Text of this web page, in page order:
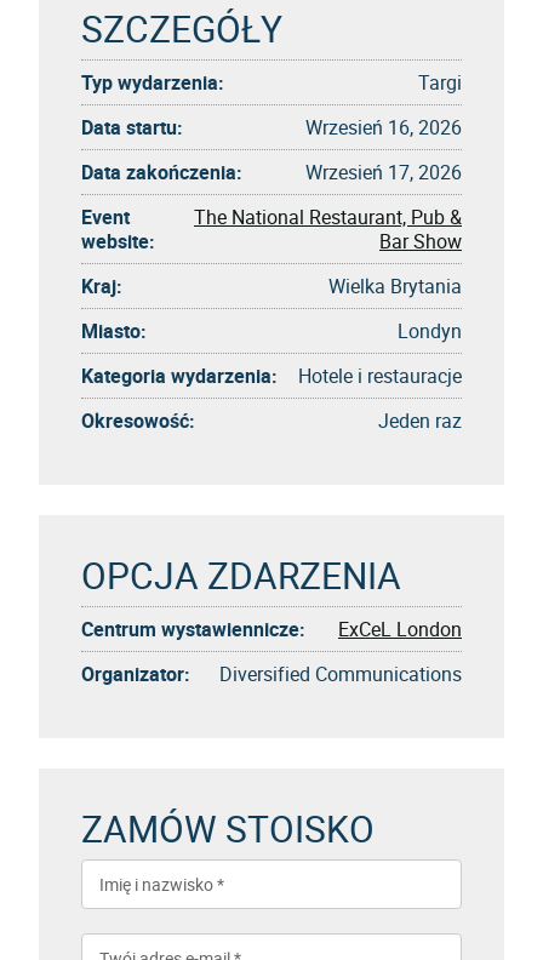
SZCZEGÓŁY
Typ wydarzenia:
Targi
Data startu:
Wrzesień 16, 2026
Data zakończenia:
Wrzesień 17, 2026
Event
website:
The National Restaurant, Pub &
Bar Show
Kraj:
Wielka Brytania
Miasto:
Londyn
Kategoria wydarzenia:
Hotele i restauracje
Okresowość:
Jeden raz
OPCJA ZDARZENIA
Centrum wystawiennicze:
ExCeL London
Organizator:
Diversified Communications
ZAMÓW STOISKO